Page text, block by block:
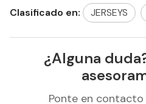
Clasificado en: JERSEYS
¿Alguna
Ponte en